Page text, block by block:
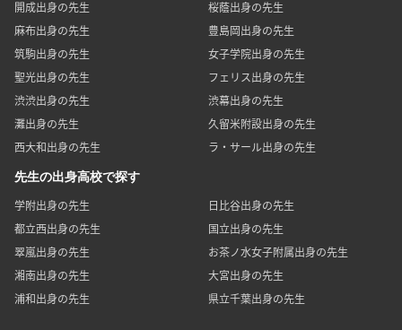
開成出身の先生
桜蔭出身の先生
麻布出身の先生
豊島岡出身の先生
筑駒出身の先生
女子学院出身の先生
聖光出身の先生
フェリス出身の先生
渋渋出身の先生
渋幕出身の先生
灘出身の先生
久留米附設出身の先生
西大和出身の先生
ラ・サール出身の先生
先生の出身高校で探す
学附出身の先生
日比谷出身の先生
都立西出身の先生
国立出身の先生
翠嵐出身の先生
お茶ノ水女子附属出身の先生
湘南出身の先生
大宮出身の先生
浦和出身の先生
県立千葉出身の先生